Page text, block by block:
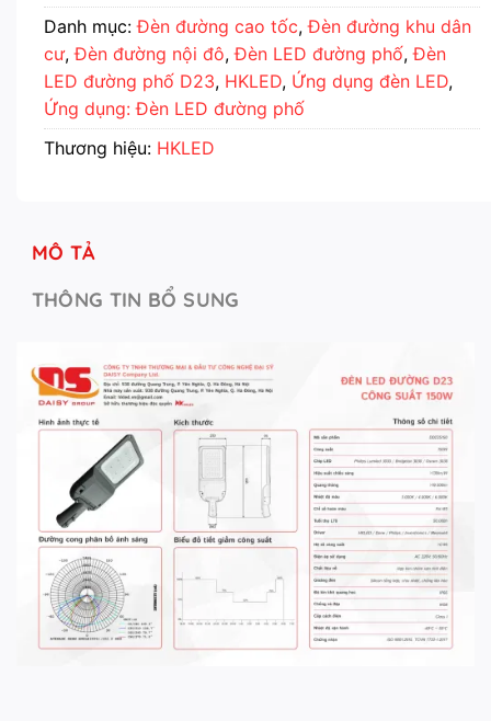
Danh mục:Đèn đường cao tốc,Đèn đường khu dân
cư,Đèn đường nội đô,Đèn LED đường phố,Đèn
LED đường phố D23, HKLED, Ứng dụng đèn LED,
Ứng dụng: Đèn LED đường phố
Thương hiệu: HKLED
MÔ TẢ
THÔNG TIN BỔ SUNG